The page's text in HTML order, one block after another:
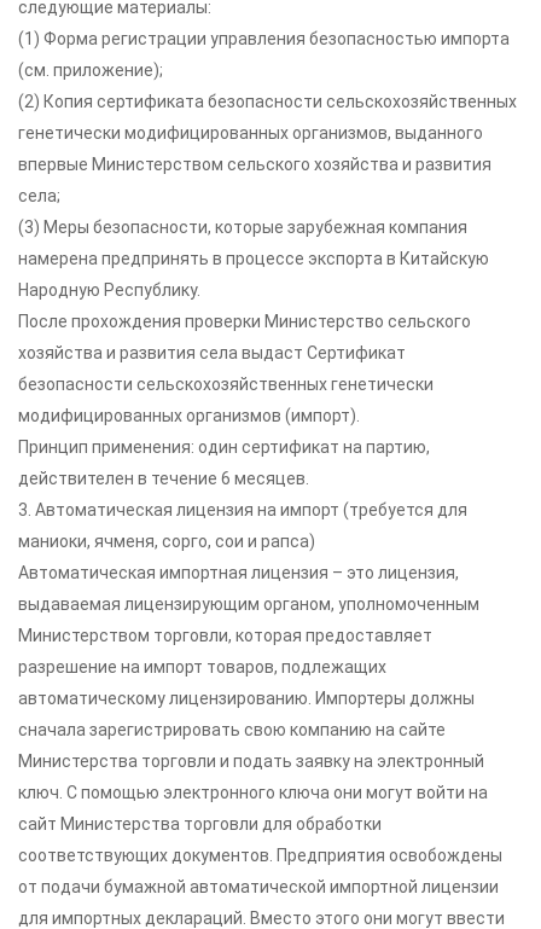
следующие материалы:
(1) Форма регистрации управления безопасностью импорта
(см. приложение);
(2) Копия сертификата безопасности сельскохозяйственных
генетически модифицированных организмов, выданного
впервые Министерством сельского хозяйства и развития
села;
(3) Меры безопасности, которые зарубежная компания
намерена предпринять в процессе экспорта в Китайскую
Народную Республику.
После прохождения проверки Министерство сельского
хозяйства и развития села выдаст Сертификат
безопасности сельскохозяйственных генетически
модифицированных организмов (импорт).
Принцип применения: один сертификат на партию,
действителен в течение 6 месяцев.
3. Автоматическая лицензия на импорт (требуется для
маниоки, ячменя, сорго, сои и рапса)
Автоматическая импортная лицензия – это лицензия,
выдаваемая лицензирующим органом, уполномоченным
Министерством торговли, которая предоставляет
разрешение на импорт товаров, подлежащих
автоматическому лицензированию. Импортеры должны
сначала зарегистрировать свою компанию на сайте
Министерства торговли и подать заявку на электронный
ключ. С помощью электронного ключа они могут войти на
сайт Министерства торговли для обработки
соответствующих документов. Предприятия освобождены
от подачи бумажной автоматической импортной лицензии
для импортных деклараций. Вместо этого они могут ввести